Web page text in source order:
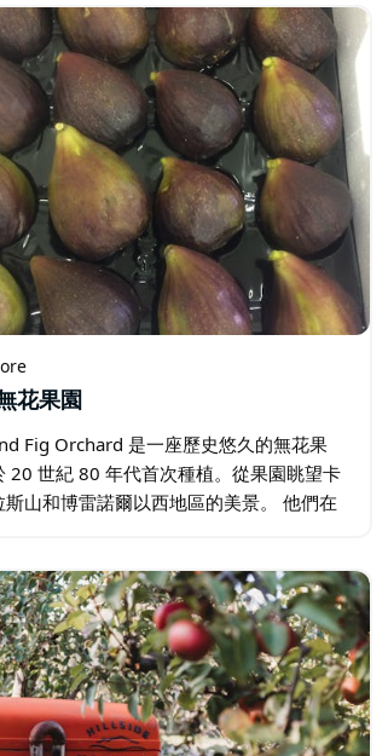
花果園
Fig Orchard 是一座歷史悠久的無花果
20 世紀 80 年代首次種植。從果園眺望卡
斯山和博雷諾爾以西地區的美景。 他們在